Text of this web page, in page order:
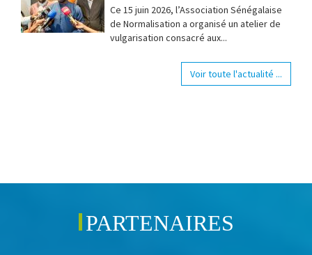
Ce 15 juin 2026, l’Association Sénégalaise
de Normalisation a organisé un atelier de
vulgarisation consacré aux...
Voir toute l'actualité ...
PARTENAIRES